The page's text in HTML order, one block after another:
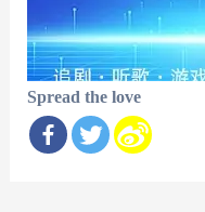
Spread the love